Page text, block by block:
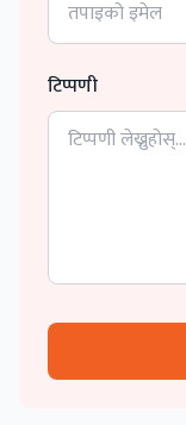
टिप्पणी